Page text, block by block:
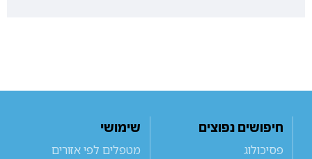
חיפושים נפוצים
פסיכולוג
שימושי
מטפלים לפי אזורים